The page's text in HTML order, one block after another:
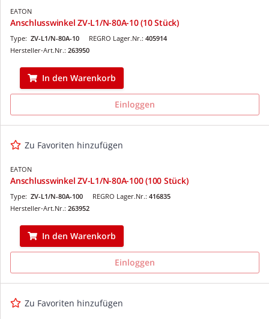
EATON
Anschlusswinkel ZV-L1/N-80A-10 (10 Stück)
REGRO Lager.Nr.: 405914
Type: ZV-L1/N-80A-10
Hersteller-Art.Nr.: 263950
In den Warenkorb
Einloggen
Zu Favoriten hinzufügen
EATON
Anschlusswinkel ZV-L1/N-80A-100 (100 Stück)
REGRO Lager.Nr.: 416835
Type: ZV-L1/N-80A-100
Hersteller-Art.Nr.: 263952
In den Warenkorb
Einloggen
Zu Favoriten hinzufügen